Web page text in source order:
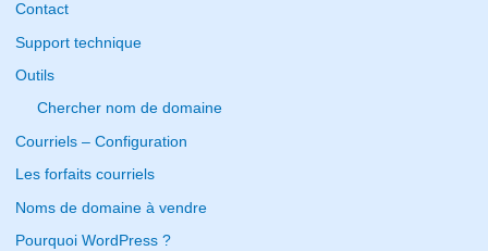
r
:
Contact
Support technique
Outils
Chercher nom de domaine
Courriels – Configuration
Les forfaits courriels
Noms de domaine à vendre
Pourquoi WordPress ?